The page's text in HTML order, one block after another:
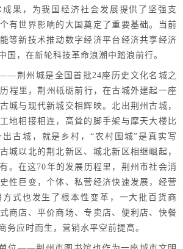
果，为我国经济社会发展提供了坚强支
有世界影响的大国奠定了重要基础。当前
等新技术推动数字经济平台经济共享经济
国，在新轮科技革命浪潮中踏浪前行。
荆州城是全国首批24座历史文化名城之
程里，荆州砥砺前行，在古城外建起一座
城与现代新城交相辉映。北出荆州古城，
地相接相连，高耸的脚手架与摩天大楼比
古城，就是乡村，“农村围城”是真实写
城以北的荆北新区、城北新区相继崛起，
。在这70年的发展历程里，荆州市社会消
性巨变，个体、私营经济快速发展，经营
式也发生了根本性变革，一大批百货商
商店、平价商场、专卖店、便利店、快餐
务应时而生，营销水平空前提高。